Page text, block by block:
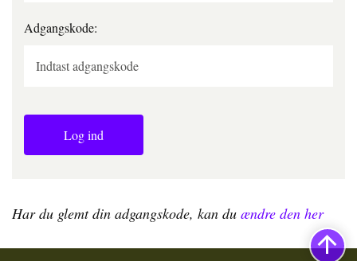
Adgangskode:
Log ind
Har du glemt din adgangskode, kan du ændre den her